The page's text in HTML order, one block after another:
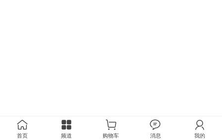
首页 频道 购物车 消息 我的